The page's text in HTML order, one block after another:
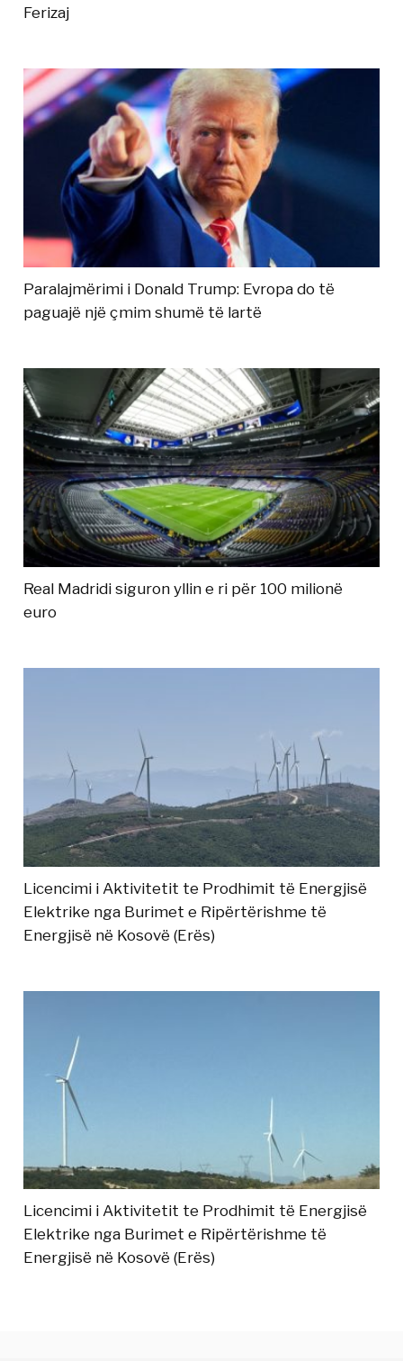
Ferizaj
Paralajmërimi i Donald Trump: Evropa do të
paguajë një çmim shumë të lartë
Real Madridi siguron yllin e ri për 100 milionë
euro
Licencimi i Aktivitetit te Prodhimit të Energjisë
Elektrike nga Burimet e Ripërtërishme të
Energjisë në Kosovë (Erës)
Licencimi i Aktivitetit te Prodhimit të Energjisë
Elektrike nga Burimet e Ripërtërishme të
Energjisë në Kosovë (Erës)